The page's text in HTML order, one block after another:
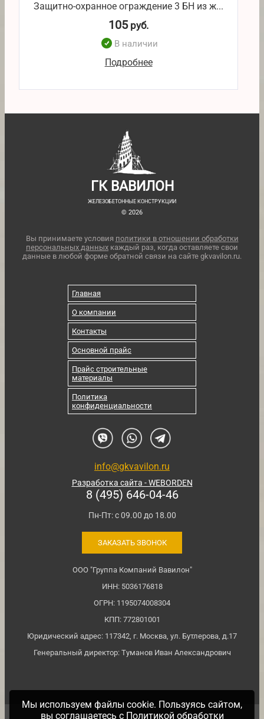
Защитно-охранное ограждение 3 БН из ж...
105руб.
В наличии
Подробнее
ГК ВАВИЛОН
ЖЕЛЕЗОБЕТОННЫЕ КОНСТРУКЦИИ
© 2026
Вы принимаете условия политики в отношении обработки
персональных данных каждый раз, когда оставляете свои
данные в любой форме обратной связи на сайте gkvavilon.ru.
Главная
О компании
Контакты
Основной прайс
Прайс строительные
материалы
Политика
конфиденциальности
info@gkvavilon.ru
Разработка сайта - WEBORDEN
8 (495) 646-04-46
Пн-Пт: с 09.00 до 18.00
ЗАКАЗАТЬ ЗВОНОК
ООО "Группа Компаний Вавилон"
ИНН: 5036176818
ОГРН: 1195074008304
КПП: 772801001
Юридический адрес: 117342, г. Москва, ул. Бутлерова, д.17
Генеральный директор: Туманов Иван Александрович
Мы используем файлы cookie. Пользуясь сайтом,
вы соглашаетесь с Политикой обработки